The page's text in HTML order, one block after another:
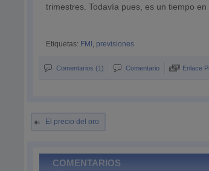
trimestres. Todavía pues, es un tiempo
Etiquetas: FMI , previsiones
Comentarios (1) Comentario Enlace
El precio del oro
COMENTARIOS